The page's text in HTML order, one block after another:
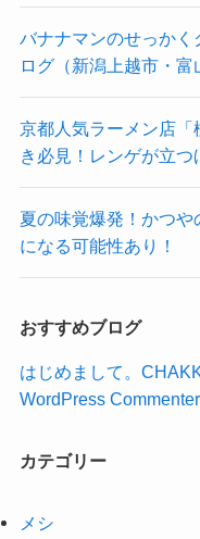
バナナマンのせっか
ログ（新潟上越市・富
京都人気ラーメン店
き必見！レンゲが立
夏の味覚爆発！かつ
になる可能性あり！
おすすめブログ
はじめまして。
WordPress Commenter
カテゴリー
メシ